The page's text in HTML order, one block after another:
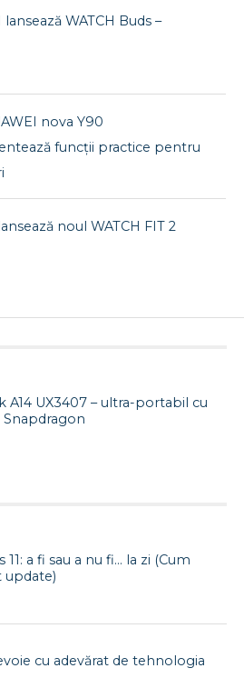
lansează WATCH Buds –
nova Y90
funcții practice pentru
noul WATCH FIT 2
A14 UX3407 – ultra-portabil cu
Snapdragon
11: a fi sau a nu fi… la zi (Cum
update)
cu adevărat de tehnologia